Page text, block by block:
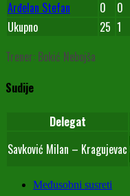
Arđelan Stefan
0 0
Ukupno
25 1
Trener: Bokić Nebojša
Sudije
Delegat
Savković Milan – Kragujevac
Međusobni susreti